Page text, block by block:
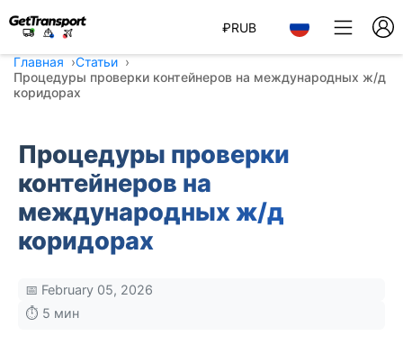
₽RUB
Главная
Статьи
Процедуры проверки контейнеров на международных ж/д
коридорах
Процедуры проверки
контейнеров на
международных ж/д
коридорах
📅 February 05, 2026
⏱️ 5 мин